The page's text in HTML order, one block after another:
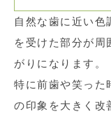
自然な歯に近い色
を受けた部分が周
がりになります。
特に前歯や笑った
の印象を大きく改